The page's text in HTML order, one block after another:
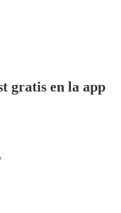
gratis en la app